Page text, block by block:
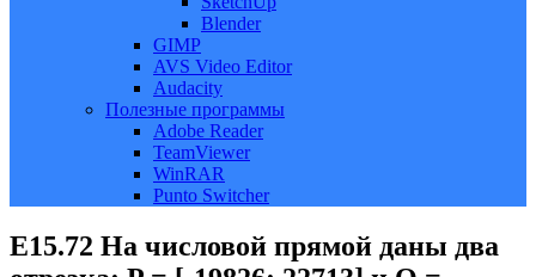
Blender
GIMP
AVS Video Editor
Audacity
Полезные программы
Adobe Reader
TeamViewer
WinRAR
Punto Switcher
Е15.72 На числовой прямой даны два